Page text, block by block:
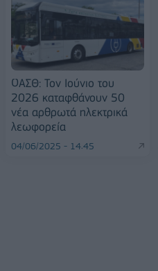
ΟΑΣΘ: Τον Ιούνιο του
2026 καταφθάνουν 50
νέα αρθρωτά ηλεκτρικά
λεωφορεία
04/06/2025 - 14:45